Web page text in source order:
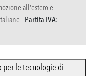
all’estero e
- Partita IVA:
per le tecnologie di